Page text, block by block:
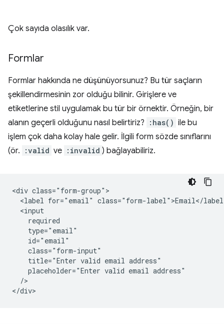
Çok sayıda olasılık var.
Formlar
Formlar hakkında ne düşünüyorsunuz? Bu tür saçların
şekillendirmesinin zor olduğu bilinir. Girişlere ve
etiketlerine stil uygulamak bu tür bir örnektir. Örneğin, bir
alanın geçerli olduğunu nasıl belirtiriz?
:has() ile bu
işlem çok daha kolay hale gelir. İlgili form sözde sınıflarını
(ör.
:valid ve :invalid ) bağlayabiliriz.
<div class="form-group">
<label for="email" class="form-label">Email</
  <input
    required
    type="email"
    id="email"
    class="form-input"
    title="Enter valid email address"
    placeholder="Enter valid email address"
  />